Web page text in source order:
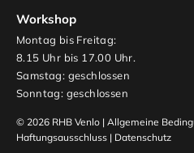
Workshop
Montag bis Freitag:
8.15 Uhr bis 17.00 Uhr.
Samstag: geschlossen
Sonntag: geschlossen
© 2026 RHB Venlo | Allgemeine
Haftungsausschluss | Datenschutz